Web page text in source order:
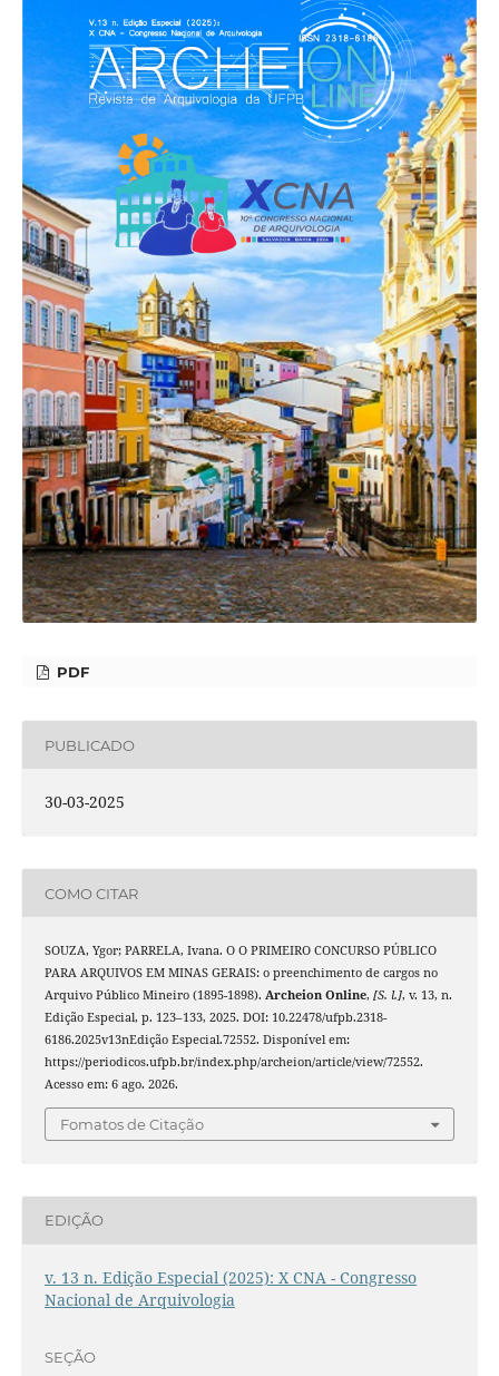
PDF
PUBLICADO
30-03-2025
COMO CITAR
SOUZA, Ygor; PARRELA, Ivana. O O PRIMEIRO CONCURSO PÚBLICO
PARA ARQUIVOS EM MINAS GERAIS: o preenchimento de cargos no
Arquivo Público Mineiro (1895-1898). Archeion Online, [S. l.], v. 13, n.
Edição Especial, p. 123–133, 2025. DOI: 10.22478/ufpb.2318-
6186.2025v13nEdição Especial.72552. Disponível em:
https://periodicos.ufpb.br/index.php/archeion/article/view/72552.
Acesso em: 6 ago. 2026.
Fomatos de Citação
EDIÇÃO
v. 13 n. Edição Especial (2025): X CNA - Congresso
Nacional de Arquivologia
SEÇÃO